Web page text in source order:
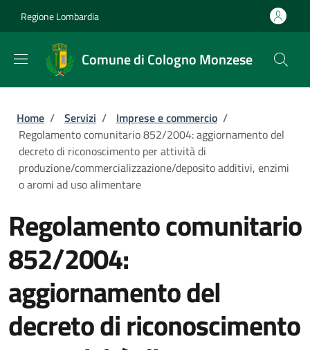
Regione Lombardia
Comune di Cologno Monzese
Briciole di pane
Home / Servizi / Imprese e commercio /
Regolamento comunitario 852/2004: aggiornamento del
decreto di riconoscimento per attività di
produzione/commercializzazione/deposito additivi, enzimi
o aromi ad uso alimentare
Regolamento comunitario
852/2004:
aggiornamento del
decreto di riconoscimento